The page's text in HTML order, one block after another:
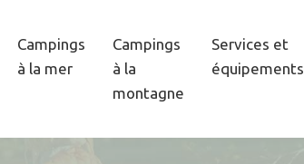
Campings
à la mer
Campings
à la
montagne
Services et
équipements